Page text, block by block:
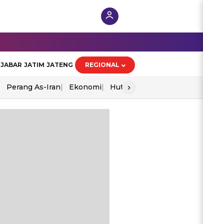
JABAR JATIM JATENG REGIONAL
Perang As-Iran Ekonomi Hut Ri
›